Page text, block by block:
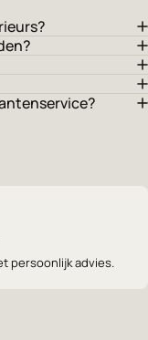
persoonlijk advies.